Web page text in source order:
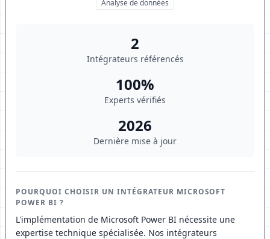
Analyse de données
2
Intégrateurs référencés
100%
Experts vérifiés
2026
Dernière mise à jour
POURQUOI CHOISIR UN INTÉGRATEUR MICROSOFT
POWER BI ?
L'implémentation de Microsoft Power BI nécessite une
expertise technique spécialisée. Nos intégrateurs